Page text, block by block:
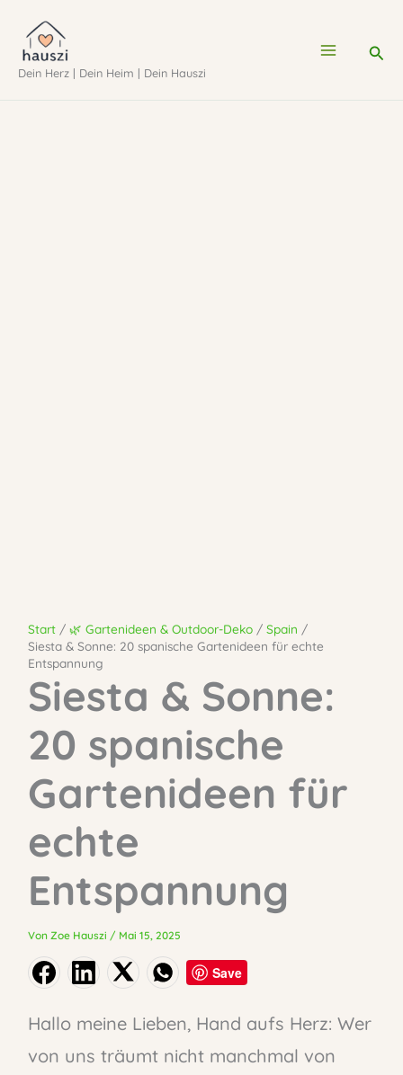
Inhalt
springen
Dein Herz | Dein Heim | Dein Hauszi
Start 🌿 Gartenideen & Outdoor-Deko
Spain
Siesta & Sonne: 20 spanische Gartenideen für echte
Entspannung
Siesta & Sonne:
20 spanische
Gartenideen für
echte
Entspannung
Von Zoe Hauszi / Mai 15, 2025
Save
Hallo meine Lieben, Hand aufs Herz: Wer
von uns träumt nicht manchmal von